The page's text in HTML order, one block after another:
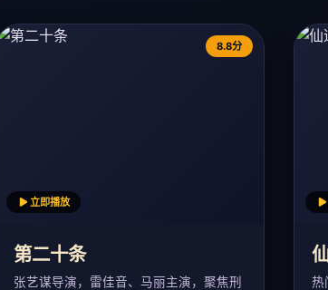
8.8分
立即播放
第二十条
张艺谋导演，雷佳音、马丽主演，聚焦刑
热